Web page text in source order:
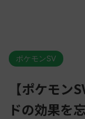
ポケモンSV
【ポケモン
ドの効果を